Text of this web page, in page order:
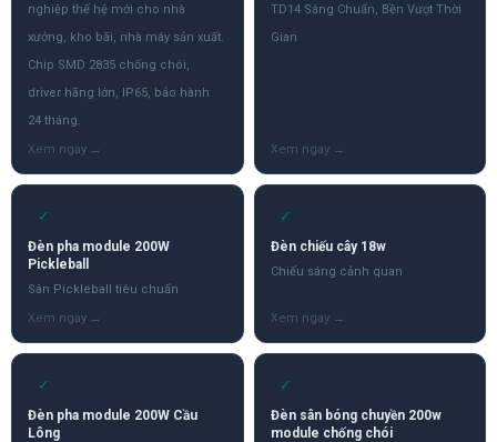
nghiệp thế hệ mới cho nhà
xưởng, kho bãi, nhà máy sản xuất.
Chip SMD 2835 chống chói,
driver hãng lớn, IP65, bảo hành
24 tháng.
TD14 Sáng Chuẩn, Bền Vượt Thời
Gian
✓
Đèn pha module 200W
Pickleball
Sân Pickleball tiêu chuẩn
✓
Đèn chiếu cây 18w
Chiếu sáng cảnh quan
✓
Đèn pha module 200W Cầu
Lông
✓
Đèn sân bóng chuyền 200w
module chống chói